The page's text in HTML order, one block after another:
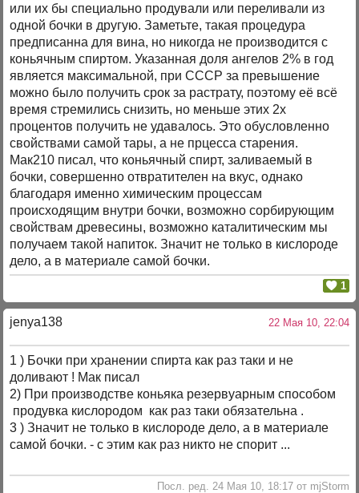
или их бы специально продували или переливали из
одной бочки в другую. Заметьте, такая процедура
предписанна для вина, но никогда не производится с
коньячным спиртом. Указанная доля ангелов 2% в год
является максимальной, при СССР за превышение
можно было получить срок за растрату, поэтому её всё
время стремились снизить, но меньше этих 2х
процентов получить не удавалось. Это обусловленно
свойствами самой тары, а не прцесса старения.
Мак210 писал, что коньячный спирт, заливаемый в
бочки, совершенно отвратителен на вкус, однако
благодаря именно химическим процессам
происходящим внутри бочки, возможно сорбирующим
свойствам древесины, возможно каталитическим мы
получаем такой напиток. Значит не только в кислороде
дело, а в материале самой бочки.
1
jenya138 22 Мая 10, 22:04
1 ) Бочки при хранении спирта как раз таки и не
доливают ! Мак писал
2) При производстве коньяка резервуарным способом
продувка кислородом как раз таки обязательна .
3 ) Значит не только в кислороде дело, а в материале
самой бочки. - с этим как раз никто не спорит ...
Посл. ред. 24 Мая 10, 18:17 от mjStorm